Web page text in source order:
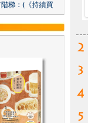
梯：(《持續買